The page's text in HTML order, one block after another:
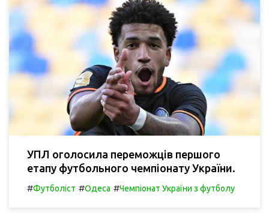
УПЛ оголосила переможців першого
етапу футбольного чемпіонату України.
#Футболіст #Одеса #Чемпіонат України з футболу